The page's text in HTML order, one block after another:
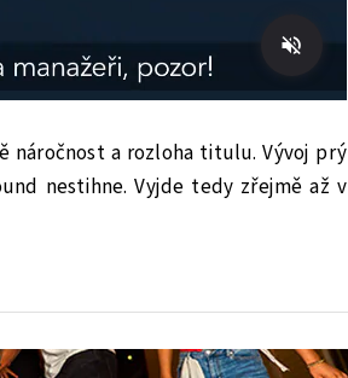
náročnost a rozloha titulu. Vývoj prý
nestihne. Vyjde tedy zřejmě až v